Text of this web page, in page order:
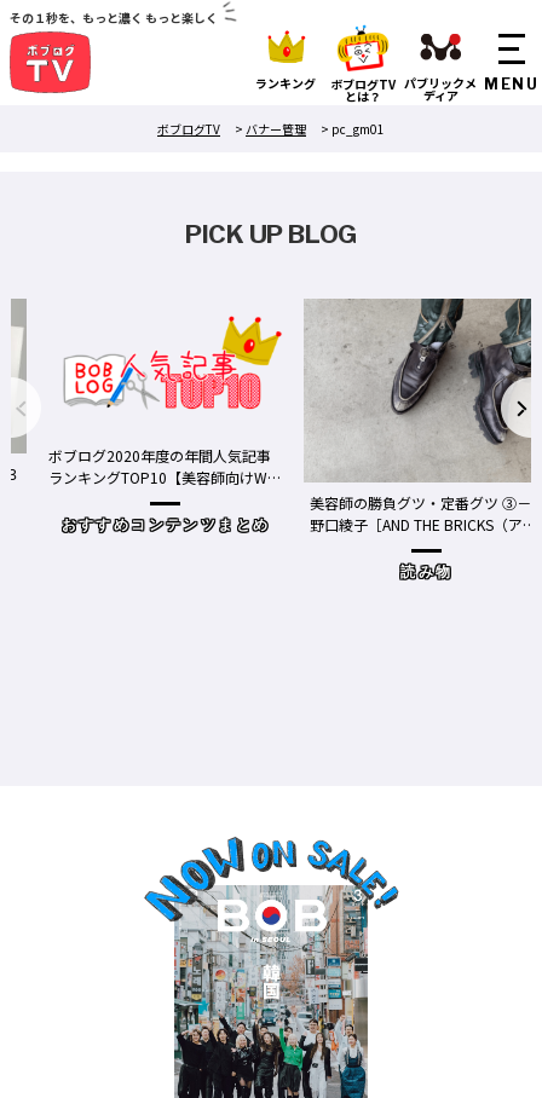
その１秒を、もっと濃く もっと楽しく
ランキング ボブログTV
とは？
パブリックメ
ディア
ボブログTV
> バナー管理 > pc_gm01
PICK UP BLOG
ボブログ2020年度の年間人気記事
ランキングTOP10【美容師向けWe
おすすめコンテンツまとめ
美容師の勝負グツ・定番グツ ③－
野口綾子［AND THE BRICKS（アン
ドザブリックス）／神奈川県鎌倉
読み物